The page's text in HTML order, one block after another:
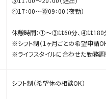
・夜勤手当：回数により別途支給
＜その他＞
・昇給あり／賞与あり（業績・実績に
・固定残業時間を超える勤務や休日
④17：00〜翌09：00（夜勤）
休憩時間：①〜③は60分、④は180
※シフト制（1ヶ月ごとの希望申請OK
※ライフスタイルに合わせた勤務
シフト制（希望休の相談OK）